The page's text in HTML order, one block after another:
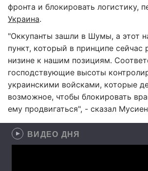
фронта и блокировать логистику,
Украина.
"Оккупанты зашли в Шумы, а этот
пункт, который в принципе сейчас
низине к нашим позициям.
господствующие высоты
украинскими войсками, которые
возможное, чтобы блокировать
ему продвигаться", - сказал
ВИДЕО ДНЯ